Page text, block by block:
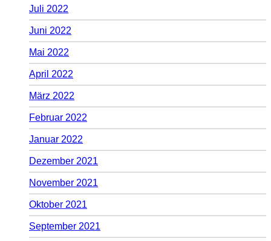
Juli 2022
Juni 2022
Mai 2022
April 2022
März 2022
Februar 2022
Januar 2022
Dezember 2021
November 2021
Oktober 2021
September 2021